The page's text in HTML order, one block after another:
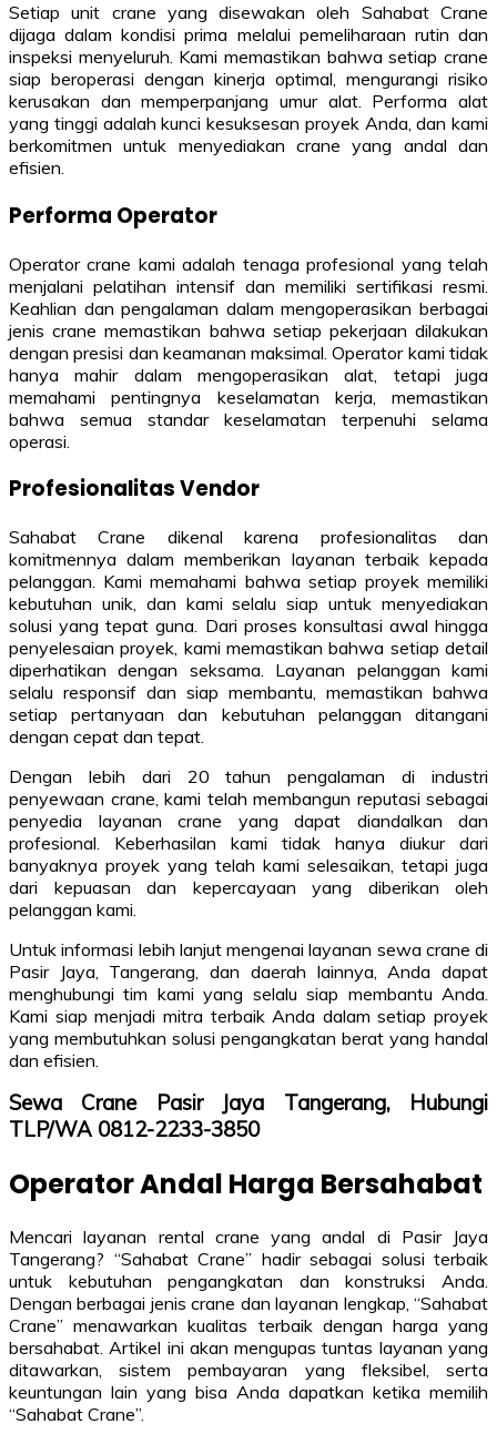
Setiap unit crane yang disewakan oleh Sahabat Crane
dijaga dalam kondisi prima melalui pemeliharaan rutin dan
inspeksi menyeluruh. Kami memastikan bahwa setiap crane
siap beroperasi dengan kinerja optimal, mengurangi risiko
kerusakan dan memperpanjang umur alat. Performa alat
yang tinggi adalah kunci kesuksesan proyek Anda, dan kami
berkomitmen untuk menyediakan crane yang andal dan
efisien.
Performa Operator
Operator crane kami adalah tenaga profesional yang telah
menjalani pelatihan intensif dan memiliki sertifikasi resmi.
Keahlian dan pengalaman dalam mengoperasikan berbagai
jenis crane memastikan bahwa setiap pekerjaan dilakukan
dengan presisi dan keamanan maksimal. Operator kami tidak
hanya mahir dalam mengoperasikan alat, tetapi juga
memahami pentingnya keselamatan kerja, memastikan
bahwa semua standar keselamatan terpenuhi selama
operasi.
Profesionalitas Vendor
Sahabat Crane dikenal karena profesionalitas dan
komitmennya dalam memberikan layanan terbaik kepada
pelanggan. Kami memahami bahwa setiap proyek memiliki
kebutuhan unik, dan kami selalu siap untuk menyediakan
solusi yang tepat guna. Dari proses konsultasi awal hingga
penyelesaian proyek, kami memastikan bahwa setiap detail
diperhatikan dengan seksama. Layanan pelanggan kami
selalu responsif dan siap membantu, memastikan bahwa
setiap pertanyaan dan kebutuhan pelanggan ditangani
dengan cepat dan tepat.
Dengan lebih dari 20 tahun pengalaman di industri
penyewaan crane, kami telah membangun reputasi sebagai
penyedia layanan crane yang dapat diandalkan dan
profesional. Keberhasilan kami tidak hanya diukur dari
banyaknya proyek yang telah kami selesaikan, tetapi juga
dari kepuasan dan kepercayaan yang diberikan oleh
pelanggan kami.
Untuk informasi lebih lanjut mengenai layanan sewa crane di
Pasir Jaya, Tangerang, dan daerah lainnya, Anda dapat
menghubungi tim kami yang selalu siap membantu Anda.
Kami siap menjadi mitra terbaik Anda dalam setiap proyek
yang membutuhkan solusi pengangkatan berat yang handal
dan efisien.
Sewa Crane Pasir Jaya Tangerang, Hubungi
TLP/WA 0812-2233-3850
Operator Andal Harga Bersahabat
Mencari layanan rental crane yang andal di Pasir Jaya
Tangerang? “Sahabat Crane” hadir sebagai solusi terbaik
untuk kebutuhan pengangkatan dan konstruksi Anda.
Dengan berbagai jenis crane dan layanan lengkap, “Sahabat
Crane” menawarkan kualitas terbaik dengan harga yang
bersahabat. Artikel ini akan mengupas tuntas layanan yang
ditawarkan, sistem pembayaran yang fleksibel, serta
keuntungan lain yang bisa Anda dapatkan ketika memilih
“Sahabat Crane”.